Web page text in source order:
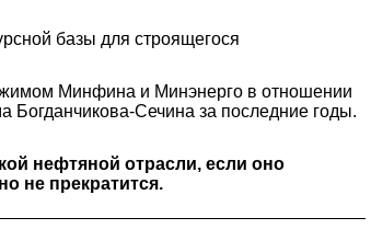
базы для строящегося
Минфина и Минэнерго в отношении
Богданчикова-Сечина за последние годы.
нефтяной отрасли, если оно
не прекратится.